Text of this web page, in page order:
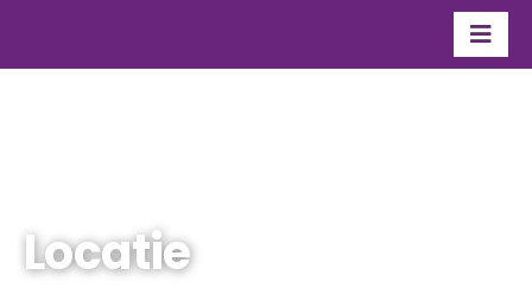
inhoud
Locatie